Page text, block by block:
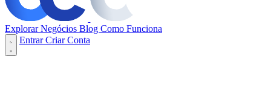
Explorar Negócios Blog Como Funciona
EntrarCriar Conta